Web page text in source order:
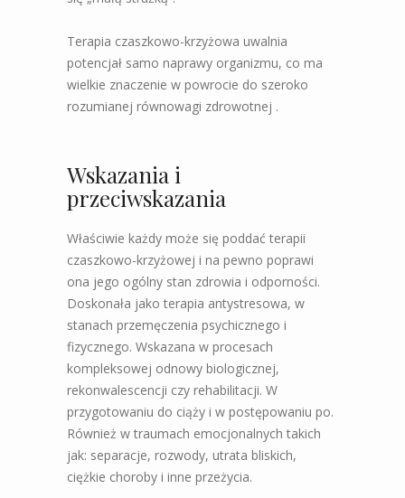
Terapia czaszkowo-krzyżowa uwalnia
potencjał samo naprawy organizmu, co ma
wielkie znaczenie w powrocie do szeroko
rozumianej równowagi zdrowotnej .
Wskazania i
przeciwskazania
Właściwie każdy może się poddać terapii
czaszkowo-krzyżowej i na pewno poprawi
ona jego ogólny stan zdrowia i odporności.
Doskonała jako terapia antystresowa, w
stanach przemęczenia psychicznego i
fizycznego. Wskazana w procesach
kompleksowej odnowy biologicznej,
rekonwalescencji czy rehabilitacji. W
przygotowaniu do ciąży i w postępowaniu po.
Również w traumach emocjonalnych takich
jak: separacje, rozwody, utrata bliskich,
ciężkie choroby i inne przeżycia.